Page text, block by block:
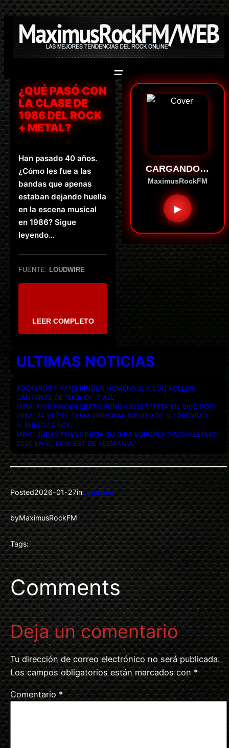
Saltar
al
contenido
¿QUÉ PASÓ CON
LA CLASE DE
1986 DEL ROCK
+ METAL?
Han pasado 40 años.
¿Cómo les fue a las
bandas que apenas
estaban dejando huella
en la escena musical
en 1986? Sigue
leyendo…
FUENTE: LOUDWIRE
LEER COMPLETO
CARGANDO…
MaximusRockFM
▶
ULTIMAS NOTICIAS
ROCKEROS Y FANS RINDEN HOMENAJE A LOU KOLLER,
CANTANTE DE “SICK OF IT ALL”.
MIRA: FIVE FINGER DEATH PUNCH INTERPRETA EN VIVO POR
PRIMERA VEZ EL TEMA PRINCIPAL INÉDITO DE SU PRÓXIMO
ÁLBUM ‘LEGACY’.
MIRA: JUDAS PRIEST INICIA SU GIRA EUROPEA ‘FAITHKEEPERS’
2026 EN EL BOBFEST DE ALEMANIA.
Posted2026-01-27inLoudwire
byMaximusRockFM
Tags:
Comments
Deja un comentario
Tu dirección de correo electrónico no será publicada.
Los campos obligatorios están marcados con *
Comentario *